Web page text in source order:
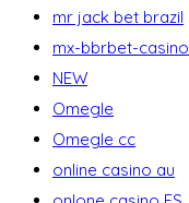
mr jack bet brazil
mx-bbrbet-casino
NEW
Omegle
Omegle cc
online casino au